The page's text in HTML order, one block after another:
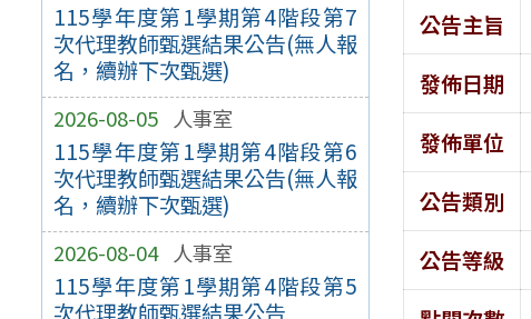
115學年度第1學期第4階段第7
次代理教師甄選結果公告(無人報
名，續辦下次甄選)
2026-08-05 人事室
115學年度第1學期第4階段第6
次代理教師甄選結果公告(無人報
名，續辦下次甄選)
2026-08-04 人事室
115學年度第1學期第4階段第5
次代理教師甄選結果公告
公告主旨
發佈日期
發佈單位
公告類別
公告等級